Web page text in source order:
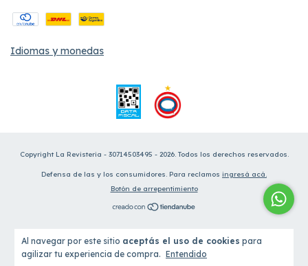
Al navegar por este sitio aceptás el uso de cookies para
agilizar tu experiencia de compra. Entendido
Idiomas y monedas
Copyright La Revisteria - 30714503495 - 2026. Todos los derechos reservados.
Defensa de las y los consumidores. Para reclamos ingresá acá.
Botón de arrepentimiento